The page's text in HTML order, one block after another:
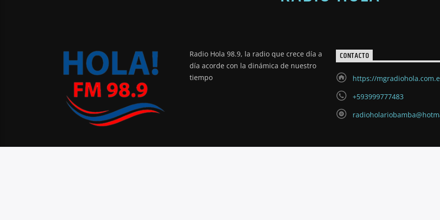
Radio Hola 98.9, la radio que crece día a
día acorde con la dinámica de nuestro
tiempo
CONTACTO
https://
+593999777483